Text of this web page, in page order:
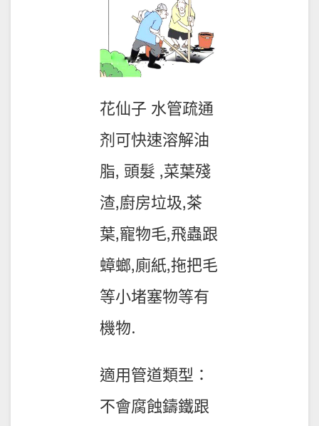
花仙子 水管疏通
剂可快速溶解油
脂, 頭髮 ,菜葉殘
渣,廚房垃圾,茶
葉,寵物毛,飛蟲跟
蟑螂,廁紙,拖把毛
等小堵塞物等有
機物.
適用管道類型：
不會腐蝕鑄鐵跟